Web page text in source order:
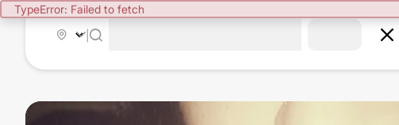
TypeError: Failed to fetch